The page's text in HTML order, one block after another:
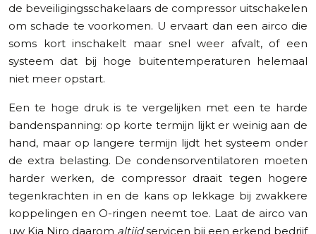
de beveiligingsschakelaars de compressor uitschakelen
om schade te voorkomen. U ervaart dan een airco die
soms kort inschakelt maar snel weer afvalt, of een
systeem dat bij hoge buitentemperaturen helemaal
niet meer opstart.
Een te hoge druk is te vergelijken met een te harde
bandenspanning: op korte termijn lijkt er weinig aan de
hand, maar op langere termijn lijdt het systeem onder
de extra belasting. De condensorventilatoren moeten
harder werken, de compressor draait tegen hogere
tegenkrachten in en de kans op lekkage bij zwakkere
koppelingen en O-ringen neemt toe. Laat de airco van
uw Kia Niro daarom altijdservicen bij een erkend bedrijf